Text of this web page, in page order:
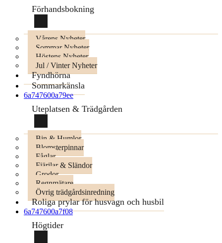
Förhandsbokning
Vårens Nyheter
Sommar Nyheter
Höstens Nyheter
Jul / Vinter Nyheter
Fyndhörna
Sommarkänsla
6a747600a79ee
Uteplatsen & Trädgården
Bin & Humlor
Blomsterpinnar
Fåglar
Fjärilar & Sländor
Grodor
Regnmätare
Övrig trädgårdsinredning
Roliga prylar för husvagn och husbil
6a747600a7f08
Högtider